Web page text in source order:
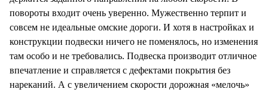
повороты входит очень уверенно. Мужественно терпит и
совсем не идеальные омские дороги. И хотя в настройках и
конструкции подвески ничего не поменялось, но изменения
там особо и не требовались. Подвеска производит отличное
впечатление и справляется с дефектами покрытия без
нареканий. А с увеличением скорости дорожная «мелочь»